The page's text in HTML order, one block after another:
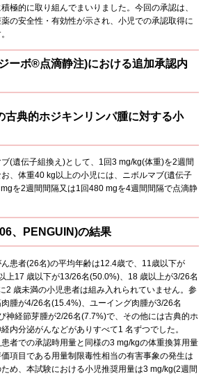
極的に取り組んでまいりました。今回の承認は、
の安全性・有効性が示され、小児での承認取得に
ーボ®点滴静注)における追加承認内
古典的ホジキンリンパ腫に対する小
(遺伝子組換え)として、1回3 mg/kg(体重)を2週間
、体重40 kg以上の小児には、ニボルマブ(遺伝子
を2週間間隔又は1回480 mgを4週間間隔で点滴静
、PENGUIN)の結果
患者(26名)の平均年齢は12.4歳で、11歳以下が
上17 歳以下が13/26名(50.0%)、18 歳以上が3/26名
2 歳未満の小児患者は組み入れられていません。参
腫が4/26名(15.4%)、ユーイング肉腫が3/26名
神経節芽腫が2/26名(7.7%)で、その他には古典的ホ
内分泌がんなどがありすべて1 名ずつでした。
者での承認時用量と同様の3 mg/kgの体重換算用量
項目である用量制限毒性相当の有害事象の発生は
め、本試験における小児推奨用量は3 mg/kg(2週間